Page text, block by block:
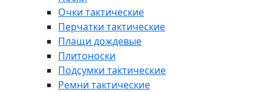
Очки тактические
Перчатки тактические
Плащи дождевые
Плитоноски
Подсумки тактические
Ремни тактические